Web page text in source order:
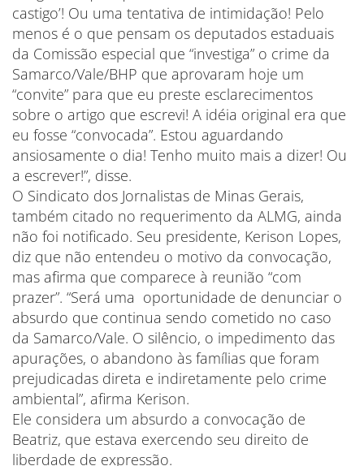
castigo’! Ou uma tentativa de intimidação! Pelo
menos é o que pensam os deputados estaduais
da Comissão especial que “investiga” o crime da
Samarco/Vale/BHP que aprovaram hoje um
“convite” para que eu preste esclarecimentos
sobre o artigo que escrevi! A idéia original era que
eu fosse “convocada”. Estou aguardando
ansiosamente o dia! Tenho muito mais a dizer! Ou
a escrever!”, disse.
O Sindicato dos Jornalistas de Minas Gerais,
também citado no requerimento da ALMG, ainda
não foi notificado. Seu presidente, Kerison Lopes,
diz que não entendeu o motivo da convocação,
mas afirma que comparece à reunião “com
prazer”. “Será uma oportunidade de denunciar o
absurdo que continua sendo cometido no caso
da Samarco/Vale. O silêncio, o impedimento das
apurações, o abandono às famílias que foram
prejudicadas direta e indiretamente pelo crime
ambiental”, afirma Kerison.
Ele considera um absurdo a convocação de
Beatriz, que estava exercendo seu direito de
liberdade de expressão.